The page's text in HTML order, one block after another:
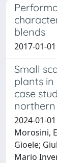
blends
2017-01-
Small
plants in
case
2024-01-
Morosini,
Gioele;
Mario